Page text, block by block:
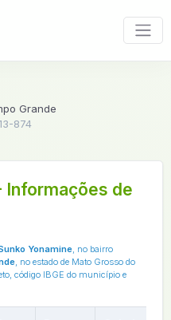
Grande
874
Informações de
Yonamine, no bairro
, no estado de Mato Grosso do
código IBGE do município e